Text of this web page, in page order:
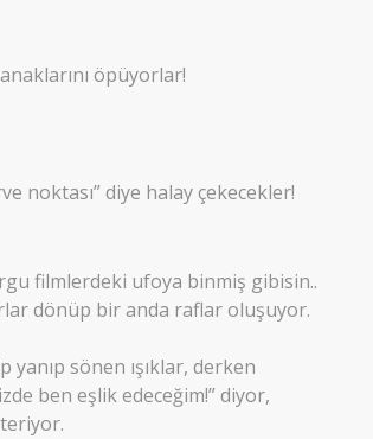
öpüyorlar!
noktası” diye halay çekecekler!
filmlerdeki ufoya binmiş gibisin..
dönüp bir anda raflar oluşuyor.
sönen ışıklar, derken
ben eşlik edeceğim!” diyor,